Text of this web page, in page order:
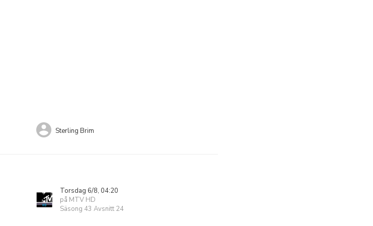
Sterling Brim
Torsdag 6/8, 04:20
på MTV HD
Säsong 43 Avsnitt 24